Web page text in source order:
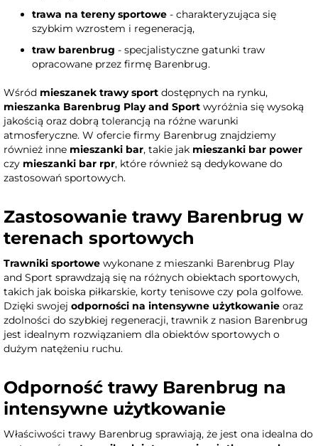
trawa na tereny sportowe - charakteryzująca się
szybkim wzrostem i regeneracją,
traw barenbrug - specjalistyczne gatunki traw
opracowane przez firmę Barenbrug.
Wśród mieszanek trawy sport dostępnych na rynku,
mieszanka Barenbrug Play and Sport wyróżnia się wysoką
jakością oraz dobrą tolerancją na różne warunki
atmosferyczne. W ofercie firmy Barenbrug znajdziemy
również inne mieszanki bar, takie jak mieszanki bar power
czy mieszanki bar rpr, które również są dedykowane do
zastosowań sportowych.
Zastosowanie trawy Barenbrug w
terenach sportowych
Trawniki sportowe wykonane z mieszanki Barenbrug Play
and Sport sprawdzają się na różnych obiektach sportowych,
takich jak boiska piłkarskie, korty tenisowe czy pola golfowe.
Dzięki swojej odporności na intensywne użytkowanie oraz
zdolności do szybkiej regeneracji, trawnik z nasion Barenbrug
jest idealnym rozwiązaniem dla obiektów sportowych o
dużym natężeniu ruchu.
Odporność trawy Barenbrug na
intensywne użytkowanie
Właściwości trawy Barenbrug sprawiają, że jest ona idealna do